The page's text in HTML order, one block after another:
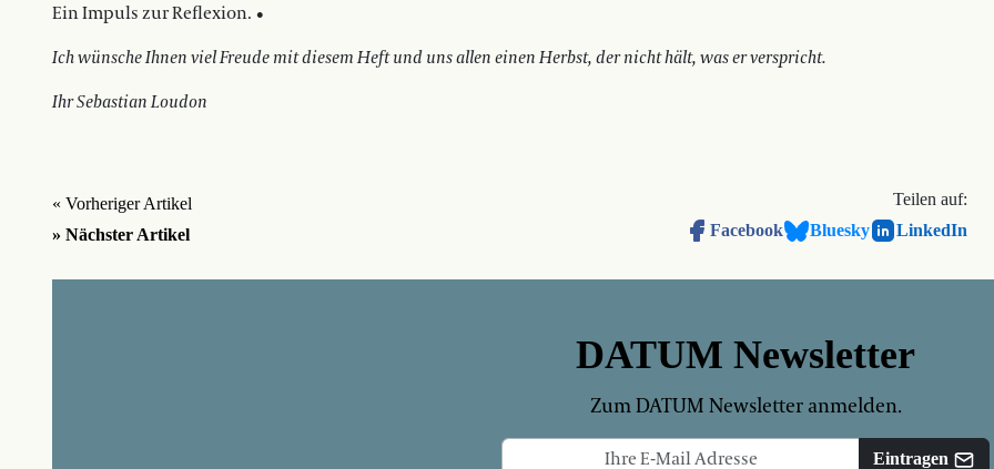
Ein Impuls zur Reflexion. •
Ich wünsche Ihnen viel Freude mit diesem Heft und uns allen einen Herbst, der nicht hält, was er verspricht.
Ihr Sebastian Loudon
« Vorheriger Artikel
» Nächster Artikel
Teilen auf:
Facebook
Bluesky LinkedIn
DATUM Newsletter
Zum DATUM Newsletter anmelden.
Eintragen